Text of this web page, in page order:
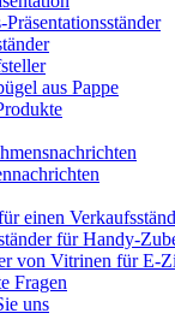
Präsentationsständer
aus Pappe
einen
für Handy-
von Vitrinen für E-
Fragen
uns